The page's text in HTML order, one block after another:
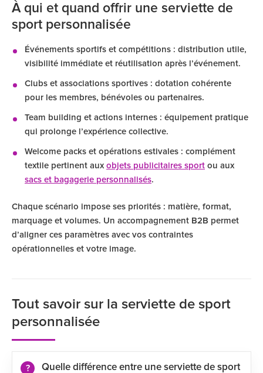
À qui et quand offrir une serviette de
sport personnalisée
Événements sportifs et compétitions : distribution utile,
visibilité immédiate et réutilisation après l’événement.
Clubs et associations sportives : dotation cohérente
pour les membres, bénévoles ou partenaires.
Team building et actions internes : équipement pratique
qui prolonge l’expérience collective.
Welcome packs et opérations estivales : complément
textile pertinent aux objets publicitaires sport ou aux
sacs et bagagerie personnalisés.
Chaque scénario impose ses priorités : matière, format,
marquage et volumes. Un accompagnement B2B permet
d’aligner ces paramètres avec vos contraintes
opérationnelles et votre image.
Tout savoir sur la serviette de sport
personnalisée
Quelle différence entre une serviette de sport